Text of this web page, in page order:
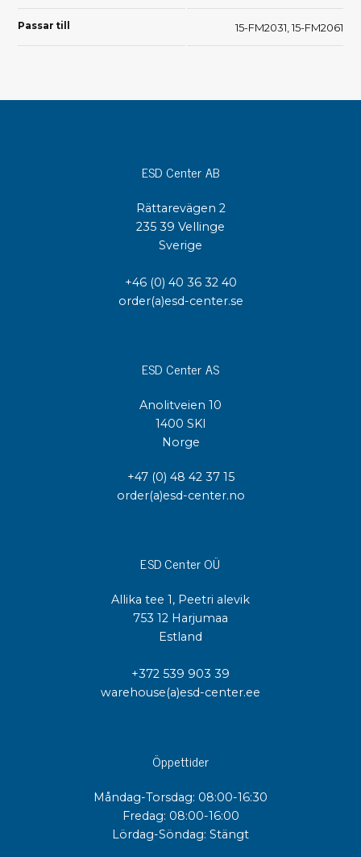
Passar till 15-FM2031, 15-FM2061
ESD Center AB
Rättarevägen 2
235 39 Vellinge
Sverige
+46 (0) 40 36 32 40
order(a)esd-center.se
ESD Center AS
Anolitveien 10
1400 SKI
Norge
+47 (0) 48 42 37 15
order(a)esd-center.no
ESD Center OÜ
Allika tee 1, Peetri alevik
753 12 Harjumaa
Estland
+372 539 903 39
warehouse(a)esd-center.ee
Öppettider
Måndag-Torsdag: 08:00-16:30
Fredag: 08:00-16:00
Lördag-Söndag: Stängt